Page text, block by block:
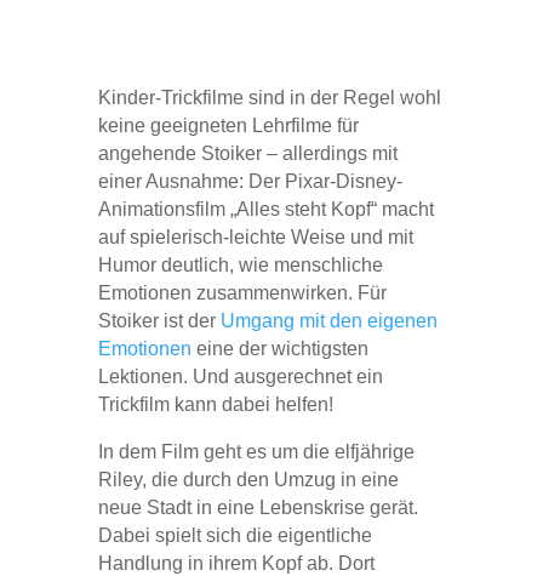
Kinder-Trickfilme sind in der Regel wohl
keine geeigneten Lehrfilme für
angehende Stoiker – allerdings mit
einer Ausnahme: Der Pixar-Disney-
Animationsfilm „Alles steht Kopf“ macht
auf spielerisch-leichte Weise und mit
Humor deutlich, wie menschliche
Emotionen zusammenwirken. Für
Stoiker ist der Umgang mit den eigenen
Emotionen eine der wichtigsten
Lektionen. Und ausgerechnet ein
Trickfilm kann dabei helfen!
In dem Film geht es um die elfjährige
Riley, die durch den Umzug in eine
neue Stadt in eine Lebenskrise gerät.
Dabei spielt sich die eigentliche
Handlung in ihrem Kopf ab. Dort